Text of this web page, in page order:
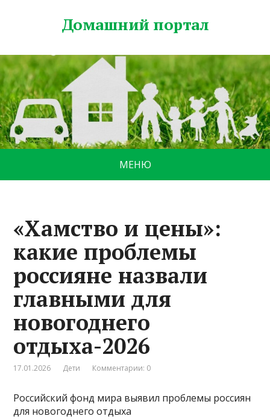
Домашний портал
МЕНЮ
«Хамство и цены»:
какие проблемы
россияне назвали
главными для
новогоднего
отдыха-2026
17.01.2026 Дети Комментарии: 0
Российский фонд мира выявил проблемы россиян
для новогоднего отдыха